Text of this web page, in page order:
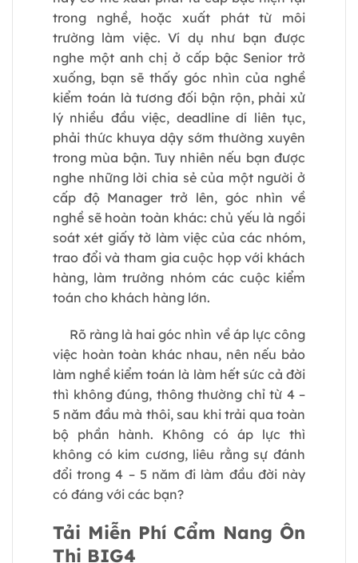
trong nghề, hoặc xuất phát từ môi
trường làm việc. Ví dụ như bạn được
nghe một anh chị ở cấp bậc Senior trở
xuống, bạn sẽ thấy góc nhìn của nghề
kiểm toán là tương đối bận rộn, phải xử
lý nhiều đầu việc, deadline dí liên tục,
phải thức khuya dậy sớm thường xuyên
trong mùa bận. Tuy nhiên nếu bạn được
nghe những lời chia sẻ của một người ở
cấp độ Manager trở lên, góc nhìn về
nghề sẽ hoàn toàn khác: chủ yếu là ngồi
soát xét giấy tờ làm việc của các nhóm,
trao đổi và tham gia cuộc họp với khách
hàng, làm trưởng nhóm các cuộc kiểm
toán cho khách hàng lớn.
Rõ ràng là hai góc nhìn về áp lực công
việc hoàn toàn khác nhau, nên nếu bảo
làm nghề kiểm toán là làm hết sức cả đời
thì không đúng, thông thường chỉ từ 4 –
5 năm đầu mà thôi, sau khi trải qua toàn
bộ phần hành. Không có áp lực thì
không có kim cương, liêu rằng sự đánh
đổi trong 4 – 5 năm đi làm đầu đời này
có đáng với các bạn?
Tải Miễn Phí Cẩm Nang Ôn
Thi BIG4